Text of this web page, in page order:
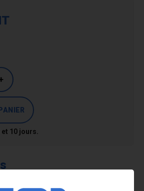
10 jours.